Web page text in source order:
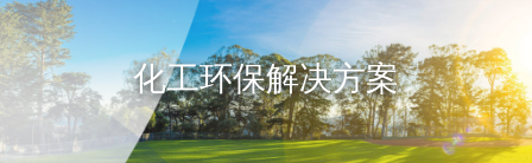
化工环保解决方案